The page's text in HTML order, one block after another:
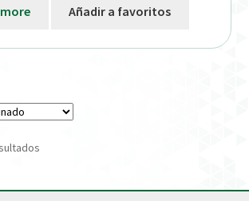
Añadir a favoritos